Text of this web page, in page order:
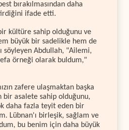
bırakılmasından daha
ifade etti.
kültüre sahip olduğunu ve
büyük bir sadelikle hem de
söyleyen Abdullah, "Ailemi,
örneği olarak buldum,"
zafere ulaşmaktan başka
bir asalete sahip olduğunu,
daha fazla teyit eden bir
Lübnan'ı birleşik, sağlam ve
bu benim için daha büyük